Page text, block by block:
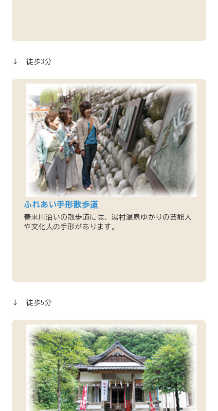
↓ 徒歩3分
ふれあい手形散歩道
春来川沿いの散歩道には、湯村温泉ゆかりの芸能人
や文化人の手形があります。
↓ 徒歩5分